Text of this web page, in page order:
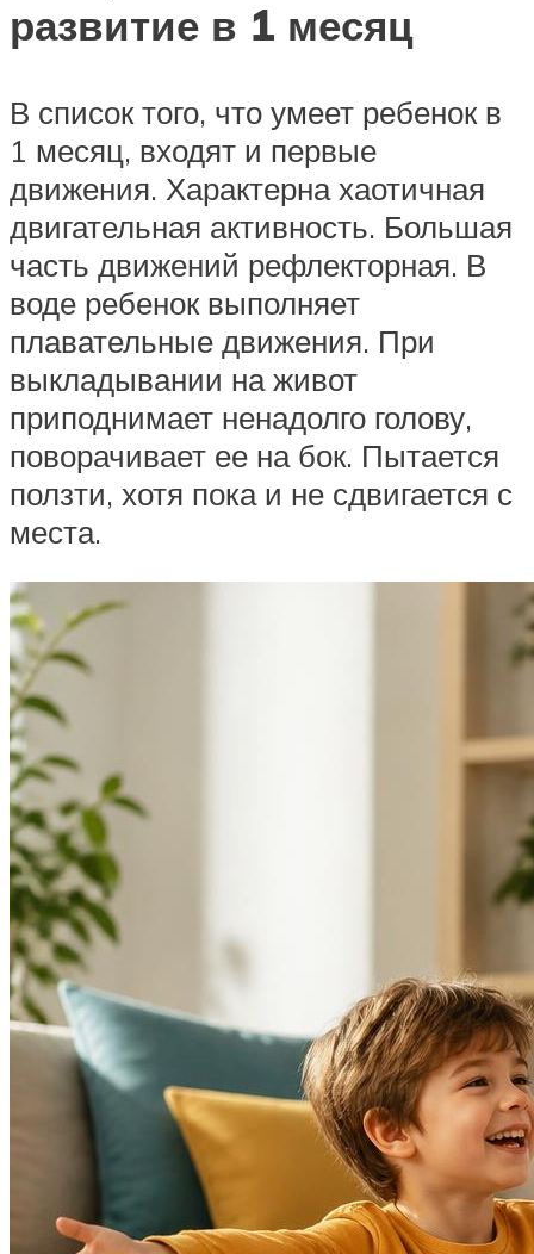
развитие в 1 месяц
В список того, что умеет ребенок в
1 месяц, входят и первые
движения. Характерна хаотичная
двигательная активность. Большая
часть движений рефлекторная. В
воде ребенок выполняет
плавательные движения. При
выкладывании на живот
приподнимает ненадолго голову,
поворачивает ее на бок. Пытается
ползти, хотя пока и не сдвигается с
места.